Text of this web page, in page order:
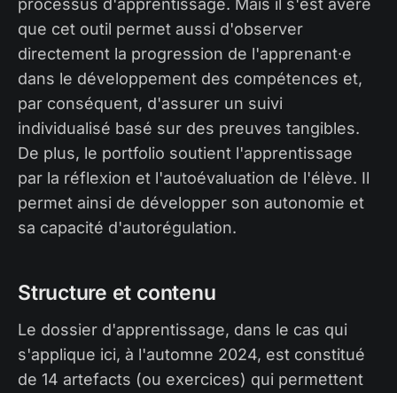
que cet outil permet aussi d'observer
directement la progression de l'apprenant·e
dans le développement des compétences et,
par conséquent, d'assurer un suivi
individualisé basé sur des preuves tangibles.
De plus, le portfolio soutient l'apprentissage
par la réflexion et l'autoévaluation de l'élève. Il
permet ainsi de développer son autonomie et
sa capacité d'autorégulation.
Structure et contenu
Le dossier d'apprentissage, dans le cas qui
s'applique ici, à l'automne 2024, est constitué
de 14 artefacts (ou exercices) qui permettent